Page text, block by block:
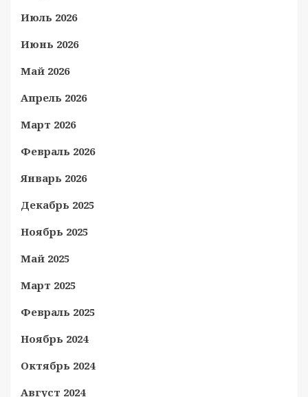
Июль 2026
Июнь 2026
Май 2026
Апрель 2026
Март 2026
Февраль 2026
Январь 2026
Декабрь 2025
Ноябрь 2025
Май 2025
Март 2025
Февраль 2025
Ноябрь 2024
Октябрь 2024
Август 2024